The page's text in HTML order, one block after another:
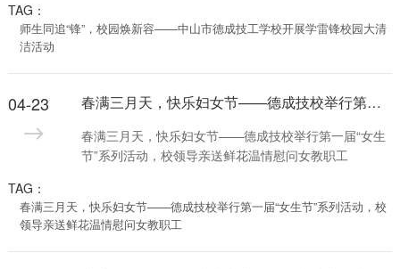
TAG：
师生同追“锋”，校园焕新容——中山市德成技工学校开展学雷锋校园大清
洁活动
04-23 春满三月天，快乐妇女节——德成技校举行第一届“女生节”系列活动，校领导亲送鲜花温情慰问女教职工
春满三月天，快乐妇女节——德成技校举行第一届“女生
节”系列活动，校领导亲送鲜花温情慰问女教职工
TAG：
春满三月天，快乐妇女节——德成技校举行第一届“女生节”系列活动，校
领导亲送鲜花温情慰问女教职工